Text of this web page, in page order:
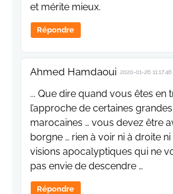
et mérite mieux.
Répondre
Ahmed Hamdaoui 2020-01-26 11:17:46
... Que dire quand vous êtes en
l’approche de certaines
marocaines … vous devez être
borgne … rien à voir ni à droite
visions apocalyptiques qui ne
pas envie de descendre …
Répondre